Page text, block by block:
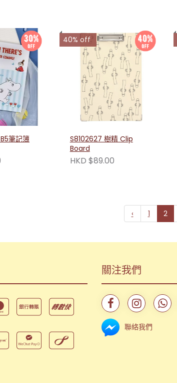
筆記簿
40% off
S8102627 樹精 Clip
Board
HKD $89.00
‹ 1 2
關注我們
聯絡我們